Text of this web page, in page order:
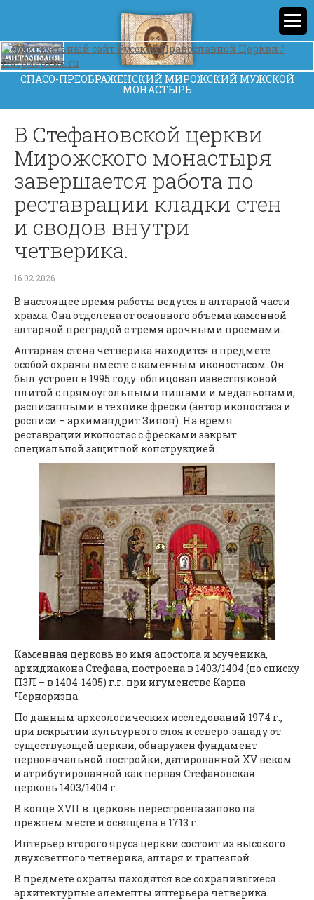
СПАСО-ПРЕОБРАЖЕНСКИЙ МИРОЖСКИЙ МУЖСКОЙ
МОНАСТЫРЬ
В Стефановской церкви
Мирожского монастыря
завершается работа по
реставрации кладки стен
и сводов внутри
четверика.
16.02.2026
В настоящее время работы ведутся в алтарной части
храма. Она отделена от основного объема каменной
алтарной преградой с тремя арочными проемами.
Алтарная стена четверика находится в предмете
особой охраны вместе с каменным иконостасом. Он
был устроен в 1995 году: облицован известняковой
плитой с прямоугольными нишами и медальонами,
расписанными в технике фрески (автор иконостаса и
росписи – архимандрит Зинон). На время
реставрации иконостас с фресками закрыт
специальной защитной конструкцией.
Каменная церковь во имя апостола и мученика,
архидиакона Стефана, построена в 1403/1404 (по списку
П3Л – в 1404-1405) г.г. при игуменстве Карпа
Черноризца.
По данным археологических исследований 1974 г.,
при вскрытии культурного слоя к северо-западу от
существующей церкви, обнаружен фундамент
первоначальной постройки, датированной XV веком
и атрибутированной как первая Стефановская
церковь 1403/1404 г.
В конце XVII в. церковь перестроена заново на
прежнем месте и освящена в 1713 г.
Интерьер второго яруса церкви состоит из высокого
двухсветного четверика, алтаря и трапезной.
В предмете охраны находятся все сохранившиеся
архитектурные элементы интерьера четверика.